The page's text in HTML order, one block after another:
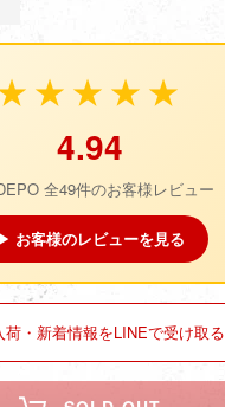
4.94
全49件のお客様レビュー
お客様のレビューを見る
荷・新着情報をLINEで受け取る